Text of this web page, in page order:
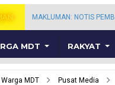
MAKLUMAN: NOTIS
MDT RAKYAT
Warga MDT Pusat Media